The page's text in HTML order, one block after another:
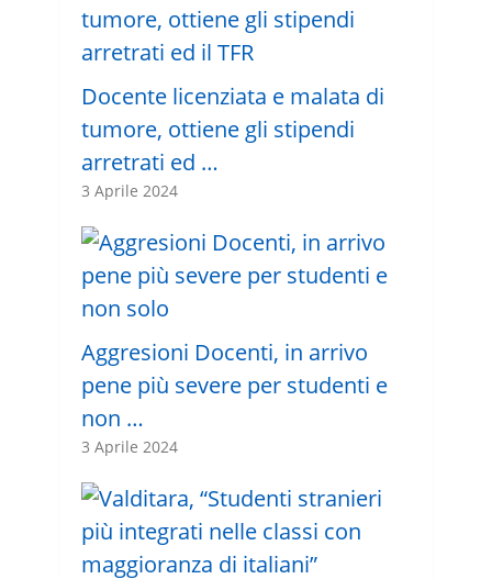
Docente licenziata e malata di
tumore, ottiene gli stipendi
arretrati ed …
3 Aprile 2024
Aggresioni Docenti, in arrivo
pene più severe per studenti e
non …
3 Aprile 2024